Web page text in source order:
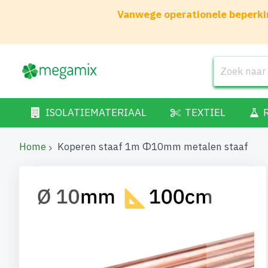
Vanwege operationele
ISOLATIEMATERIAAL TEXTIEL
Home Koperen staaf 1m Φ10mm metalen staaf
naar